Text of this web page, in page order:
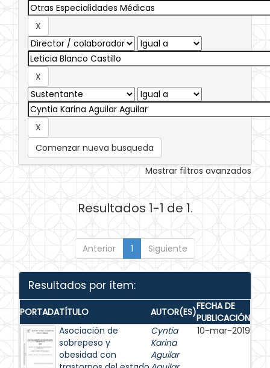
Comenzar nueva busqueda
Mostrar filtros avanzados
Resultados 1-1 de 1.
Anterior 1 Siguiente
Resultados por ítem:
PORTADATÍTULO AUTOR(ES)FECHA DE
PUBLICACIÓN
Asociación de
sobrepeso y
obesidad con
Cyntia
Karina
Aguilar
10-mar-2019